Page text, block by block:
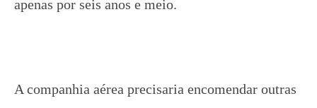
apenas por seis anos e meio.
A companhia aérea precisaria encomendar outras